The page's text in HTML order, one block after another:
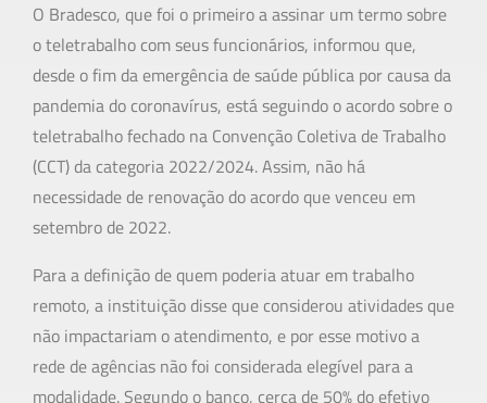
O Bradesco, que foi o primeiro a assinar um termo sobre
o teletrabalho com seus funcionários, informou que,
desde o fim da emergência de saúde pública por causa da
pandemia do coronavírus, está seguindo o acordo sobre o
teletrabalho fechado na Convenção Coletiva de Trabalho
(CCT) da categoria 2022/2024. Assim, não há
necessidade de renovação do acordo que venceu em
setembro de 2022.
Para a definição de quem poderia atuar em trabalho
remoto, a instituição disse que considerou atividades que
não impactariam o atendimento, e por esse motivo a
rede de agências não foi considerada elegível para a
modalidade. Segundo o banco, cerca de 50% do efetivo